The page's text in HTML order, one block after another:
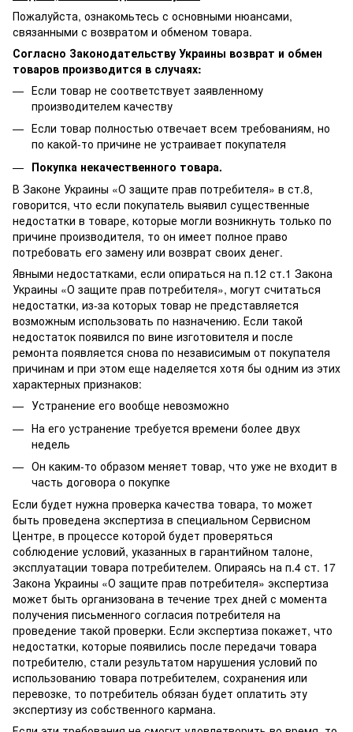
Пожалуйста, ознакомьтесь с основными нюансами,
связанными с возвратом и обменом товара.
Согласно Законодательству Украины возврат и обмен
товаров производится в случаях:
Если товар не соответствует заявленному
производителем качеству
Если товар полностью отвечает всем требованиям, но
по какой-то причине не устраивает покупателя
Покупка некачественного товара.
В Законе Украины «О защите прав потребителя» в ст.8,
говорится, что если покупатель выявил существенные
недостатки в товаре, которые могли возникнуть только по
причине производителя, то он имеет полное право
потребовать его замену или возврат своих денег.
Явными недостатками, если опираться на п.12 ст.1 Закона
Украины «О защите прав потребителя», могут считаться
недостатки, из-за которых товар не представляется
возможным использовать по назначению. Если такой
недостаток появился по вине изготовителя и после
ремонта появляется снова по независимым от покупателя
причинам и при этом еще наделяется хотя бы одним из этих
характерных признаков:
Устранение его вообще невозможно
На его устранение требуется времени более двух
недель
Он каким-то образом меняет товар, что уже не входит в
часть договора о покупке
Если будет нужна проверка качества товара, то может
быть проведена экспертиза в специальном Сервисном
Центре, в процессе которой будет проверяться
соблюдение условий, указанных в гарантийном талоне,
эксплуатации товара потребителем. Опираясь на п.4 ст. 17
Закона Украины «О защите прав потребителя» экспертиза
может быть организована в течение трех дней с момента
получения письменного согласия потребителя на
проведение такой проверки. Если экспертиза покажет, что
недостатки, которые появились после передачи товара
потребителю, стали результатом нарушения условий по
использованию товара потребителем, сохранения или
перевозке, то потребитель обязан будет оплатить эту
экспертизу из собственного кармана.